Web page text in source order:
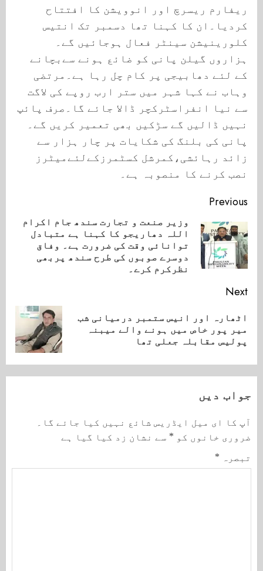
ریفارم ریسرچ اور انوویشن کا افتتاح
کردیا۔ان کا کہنا تھا دسمبر تک انتیس
کلورینیشن سینٹر فعال ہوجائیں گے۔
ہزاروں گیلن پانی کو ضائع ہونے سےبچانے
کے لئے دھابیجی پر کام چل رہا ہے۔مرتضی
وہاب نے کہا شہر میں ستر ارب روپے کی لاگت
سے نیا انفراسٹرکچر ڈالا جائے گا۔صرف پائپ
نہیں ڈالیں گے سڑکیں بھی تعمیر کریں گے۔
پانی کی بلنگ کی شکایات پر چار ہزار سے
زائد رہائشی،کمرشل کسٹمرزکےلئےمیٹرز
نصب کرنے کا منصوبہ ہے۔
Continue
Reading
Previous
وزیر صنعت و تجارت سندھ جام اکرام
اللہ دھاریجو کا کہنا ہے متبادل
توانائی وقت کی ضرورت ہے۔ وفاق
دوسرے صوبوں کی طرح سندھ پربھی
نظرکرم کرے۔
Next
Next
post:
اٹھارہ اور انیس ستمبر درمیانی شب
میر پور خاص میں ہونے والے میبنہ
پولیس مقابلہ جعلی تھا
جواب دیں
آپ کا ای میل ایڈریس شائع نہیں کیا جائے گا۔
ضروری خانوں کو * سے نشان زد کیا گیا ہے
تبصرہ *